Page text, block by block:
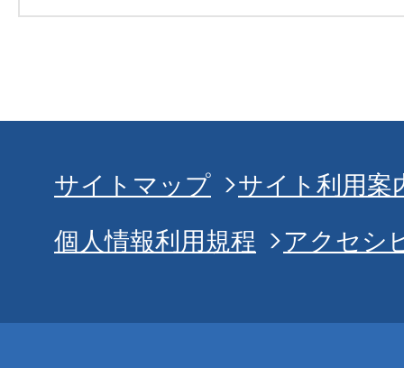
サイトマップ
サイト利用案
個人情報利用規程
アクセシ